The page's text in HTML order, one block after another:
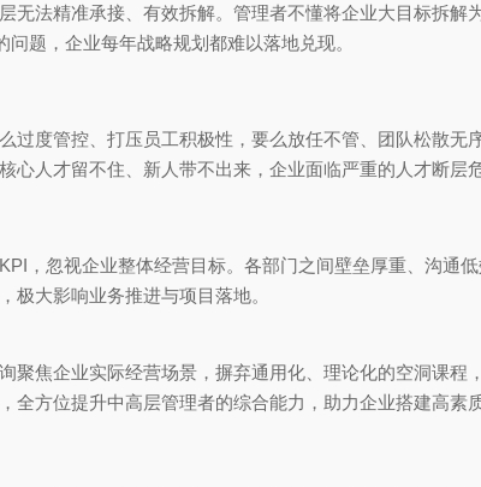
无法精准承接、有效拆解。管理者不懂将企业大目标拆
题，企业每年战略规划都难以落地兑现。
过度管控、打压员工积极性，要么放任不管、团队松散
心人才留不住、新人带不出来，企业面临严重的人才断层
，忽视企业整体经营目标。各部门之间壁垒厚重、沟通
极大影响业务推进与项目落地。
聚焦企业实际经营场景，摒弃通用化、理论化的空洞课程
全方位提升中高层管理者的综合能力，助力企业搭建高素